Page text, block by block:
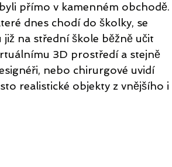
přímo v kamenném obchodě.
dnes chodí do školky, se
již na střední škole běžně učit
3D prostředí a stejně
nebo chirurgové uvidí
realistické objekty z vnějšího